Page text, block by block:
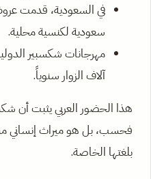
في السعودية، قدمت
سعودية لكنسية محلية.
مهرجانات شكسبير
آلاف الزوار سنوياً.
هذا الحضور العربي يثبت أن
فحسب، بل هو ميراث إنساني
بلغتها الخاصة.